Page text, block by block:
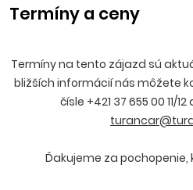
Termíny a ceny
Termíny na tento zájazd sú
bližších informácií nás môžete
čísle +421 37 655 00 11/
Ďakujeme za pochopenie,